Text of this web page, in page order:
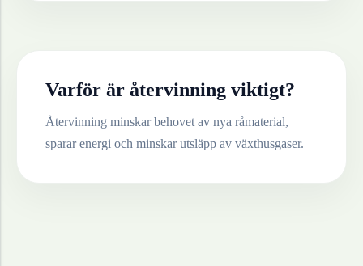
Varför är återvinning viktigt?
Återvinning minskar behovet av nya råmaterial,
sparar energi och minskar utsläpp av växthusgaser.